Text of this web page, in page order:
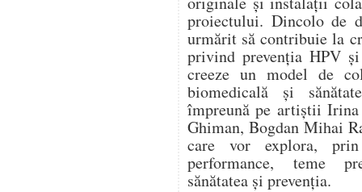
proiectului. Dincolo de
urmărit să contribuie la
privind prevenția HPV
creeze un model de
biomedicală și
împreună pe artiștii
Ghiman, Bogdan Mihai
care vor explora,
performance, teme
sănătatea și prevenția.